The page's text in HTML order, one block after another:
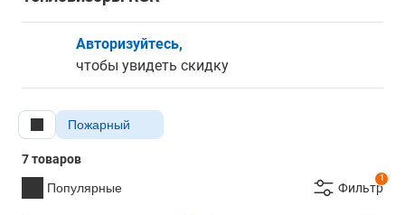
Авторизуйтесь,
чтобы увидеть скидку
Пожарный
7 товаров
Популярные
1
Фильтр